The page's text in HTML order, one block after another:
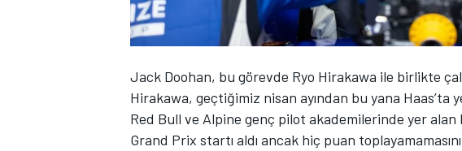
WRC
Jack Doohan, bu görevde Ryo Hirakawa ile birlikte
Hirakawa, geçtiğimiz nisan ayından bu yana
Red Bull ve Alpine genç pilot akademilerinde yer
Grand Prix startı aldı ancak hiç puan